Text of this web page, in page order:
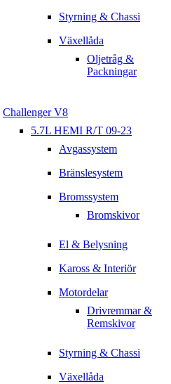
Styrning & Chassi
Växellåda
Oljetråg &
Packningar
Challenger V8
5.7L HEMI R/T 09-23
Avgassystem
Bränslesystem
Bromssystem
Bromskivor
El & Belysning
Kaross & Interiör
Motordelar
Drivremmar &
Remskivor
Styrning & Chassi
Växellåda